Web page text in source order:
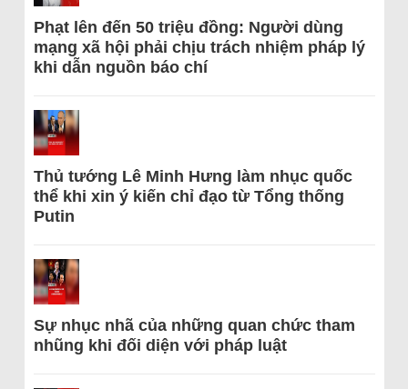
Phạt lên đến 50 triệu đồng: Người dùng
mạng xã hội phải chịu trách nhiệm pháp lý
khi dẫn nguồn báo chí
Thủ tướng Lê Minh Hưng làm nhục quốc
thể khi xin ý kiến chỉ đạo từ Tổng thống
Putin
Sự nhục nhã của những quan chức tham
nhũng khi đối diện với pháp luật